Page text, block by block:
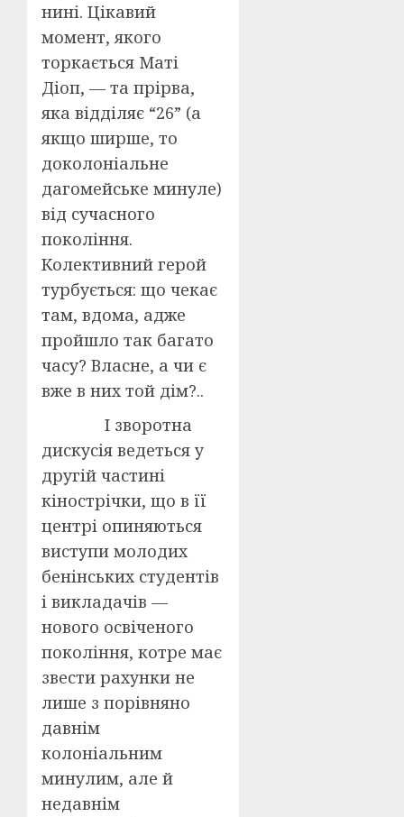
нині. Цікавий
момент, якого
торкається Маті
Діоп, — та прірва,
яка відділяє “26” (а
якщо ширше, то
доколоніальне
дагомейське минуле)
від сучасного
покоління.
Колективний герой
турбується: що чекає
там, вдома, адже
пройшло так багато
часу? Власне, а чи є
вже в них той дім?..
І зворотна
дискусія ведеться у
другій частині
кінострічки, що в її
центрі опиняються
виступи молодих
бенінських студентів
і викладачів —
нового освіченого
покоління, котре має
звести рахунки не
лише з порівняно
давнім
колоніальним
минулим, але й
недавнім